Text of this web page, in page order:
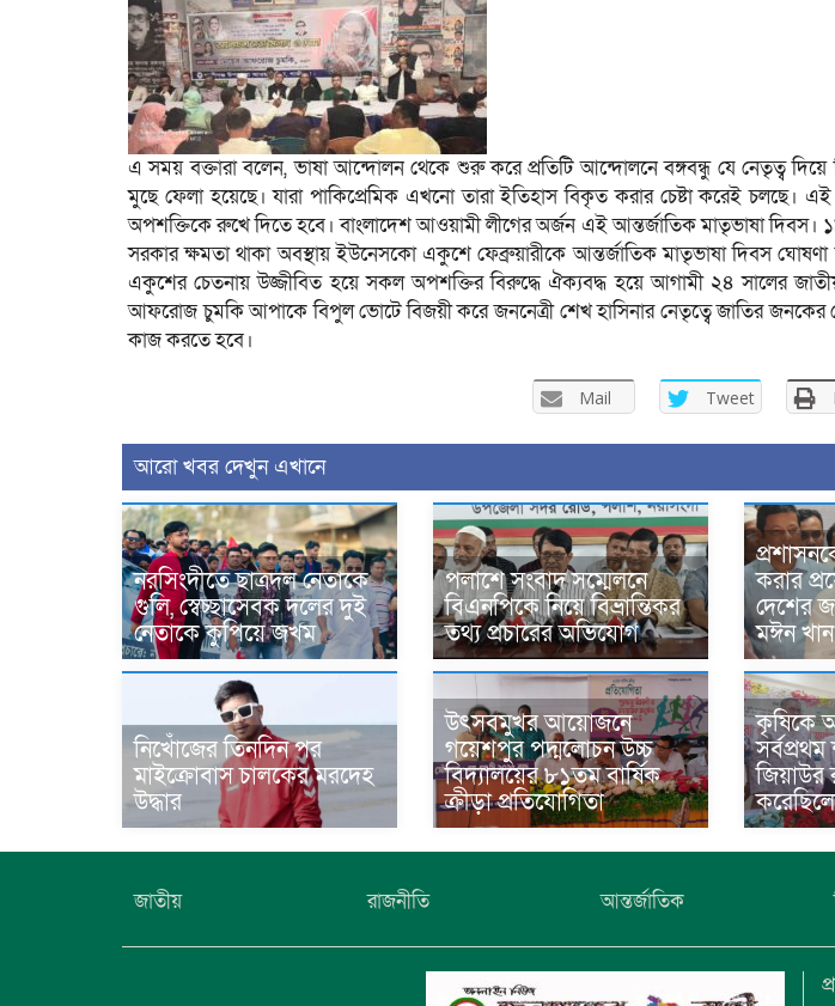
এ সময় বক্তারা বলেন, ভাষা আন্দোলন থেকে শুরু করে প্রতিটি আন্দোলনে বঙ্গবন্ধু যে নেতৃত্ব দিয়ে
মুছে ফেলা হয়েছে। যারা পাকিপ্রেমিক এখনো তারা ইতিহাস বিকৃত করার চেষ্টা করেই চলছে।
অপশক্তিকে রুখে দিতে হবে। বাংলাদেশ আওয়ামী লীগের অর্জন এই আন্তর্জাতিক মাতৃভাষা দিবস।
সরকার ক্ষমতা থাকা অবস্থায় ইউনেসকো একুশে ফেব্রুয়ারীকে আন্তর্জাতিক মাতৃভাষা দিবস
একুশের চেতনায় উজ্জীবিত হয়ে সকল অপশক্তির বিরুদ্ধে ঐক্যবদ্ধ হয়ে আগামী ২৪ সালের
আফরোজ চুমকি আপাকে বিপুল ভোটে বিজয়ী করে জননেত্রী শেখ হাসিনার নেতৃত্বে জাতির জনকের
কাজ করতে হবে।
Mail Tweet
আরো খবর দেখুন এখানে
নরসিংদীতে ছাত্রদল নেতাকে
গুলি, স্বেচ্ছাসেবক দলের দুই
নেতাকে কুপিয়ে জখম
পলাশে সংবাদ সম্মেলনে
বিএনপিকে নিয়ে বিভ্রান্তিকর
তথ্য প্রচারের অভিযোগ
করার
দেশের
মঈন খান
নিখোঁজের তিনদিন পর
মাইক্রোবাস চালকের মরদেহ
উদ্ধার
উৎসবমুখর আয়োজনে
গয়েশপুর পদ্মলোচন উচ্চ
বিদ্যালয়ের ৮১তম বার্ষিক
ক্রীড়া প্রতিযোগিতা
কৃষিকে
সর্বপ্রথম
জাতীয় রাজনীতি আন্তর্জাতিক